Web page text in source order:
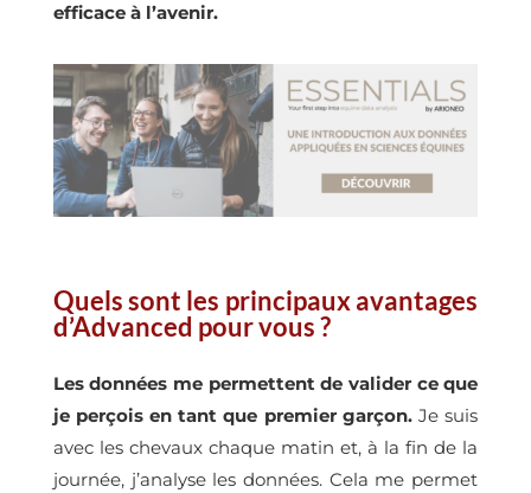
efficace à l’avenir.
Quels sont les principaux avantages
d’Advanced pour vous ?
Les données me permettent de valider ce que
je perçois en tant que premier garçon.Je suis
avec les chevaux chaque matin et, à la fin de la
journée, j’analyse les données. Cela me permet